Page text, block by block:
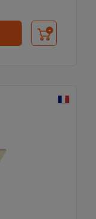
Ajouter au